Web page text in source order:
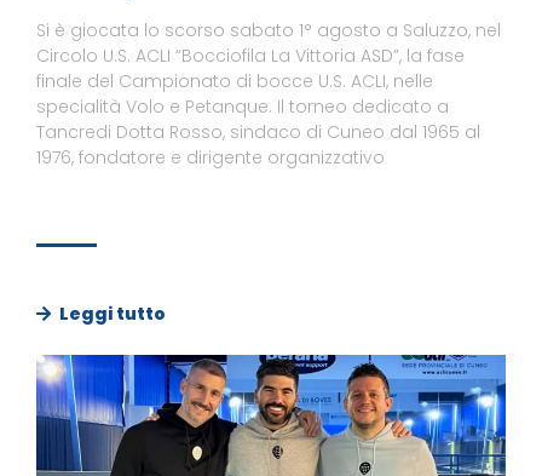
Si è giocata lo scorso sabato 1° agosto a Saluzzo, nel
Circolo U.S. ACLI “Bocciofila La Vittoria ASD”, la fase
finale del Campionato di bocce U.S. ACLI, nelle
specialità Volo e Petanque. Il torneo dedicato a
Tancredi Dotta Rosso, sindaco di Cuneo dal 1965 al
1976, fondatore e dirigente organizzativo
Leggi tutto